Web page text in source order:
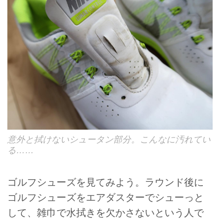
意外と拭けないシュータン部分。こんなに汚れてい
る……
ゴルフシューズを見てみよう。ラウンド後に
ゴルフシューズをエアダスターでシューっと
して、雑巾で水拭きを欠かさないという人で